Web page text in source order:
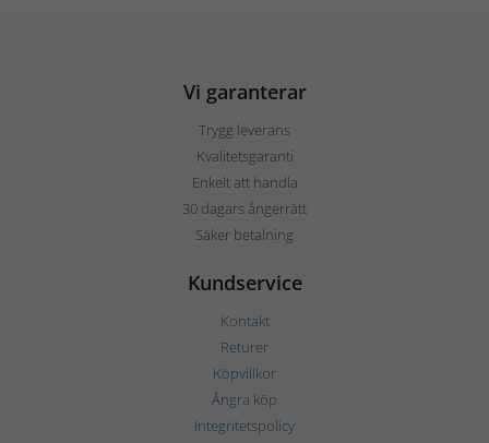
Vi garanterar
Trygg leverans
Kvalitetsgaranti
Enkelt att handla
30 dagars ångerrätt
Säker betalning
Kundservice
Kontakt
Returer
Köpvillkor
Ångra köp
Integritetspolicy